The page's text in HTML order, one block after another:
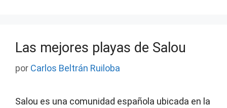
Las mejores playas de Salou
por Carlos Beltrán Ruiloba
Salou es una comunidad española ubicada en la